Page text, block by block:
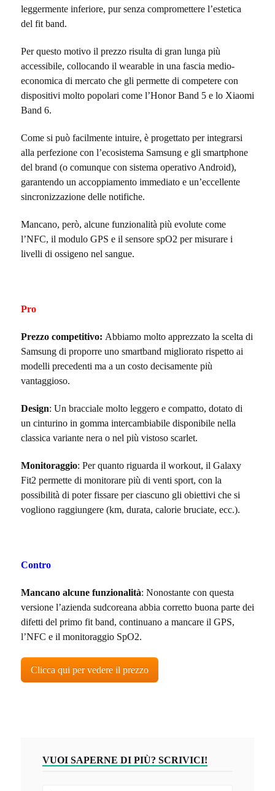
leggermente inferiore, pur senza compromettere l’estetica
del fit band.
Per questo motivo il prezzo risulta di gran lunga più
accessibile, collocando il wearable in una fascia medio-
economica di mercato che gli permette di competere con
dispositivi molto popolari come l’Honor Band 5 e lo Xiaomi
Band 6.
Come si può facilmente intuire, è progettato per integrarsi
alla perfezione con l’ecosistema Samsung e gli smartphone
del brand (o comunque con sistema operativo Android),
garantendo un accoppiamento immediato e un’eccellente
sincronizzazione delle notifiche.
Mancano, però, alcune funzionalità più evolute come
l’NFC, il modulo GPS e il sensore spO2 per misurare i
livelli di ossigeno nel sangue.
Pro
Prezzo competitivo: Abbiamo molto apprezzato la scelta di
Samsung di proporre uno smartband migliorato rispetto ai
modelli precedenti ma a un costo decisamente più
vantaggioso.
Design: Un bracciale molto leggero e compatto, dotato di
un cinturino in gomma intercambiabile disponibile nella
classica variante nera o nel più vistoso scarlet.
Monitoraggio: Per quanto riguarda il workout, il Galaxy
Fit2 permette di monitorare più di venti sport, con la
possibilità di poter fissare per ciascuno gli obiettivi che si
vogliono raggiungere (km, durata, calorie bruciate, ecc.).
Contro
Mancano alcune funzionalità: Nonostante con questa
versione l’azienda sudcoreana abbia corretto buona parte dei
difetti del primo fit band, continuano a mancare il GPS,
l’NFC e il monitoraggio SpO2.
Clicca qui per vedere il prezzo
VUOI SAPERNE DI PIÙ? SCRIVICI!